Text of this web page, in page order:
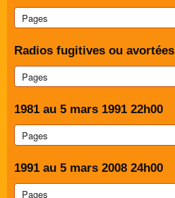
Radios fugitives ou avortées
1981 au 5 mars 1991 22h00
1991 au 5 mars 2008 24h00